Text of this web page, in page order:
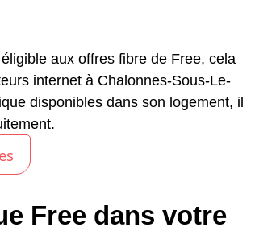
aux offres fibre de Free, cela
internet à Chalonnes-Sous-Le-
disponibles dans son logement, il
Free dans votre